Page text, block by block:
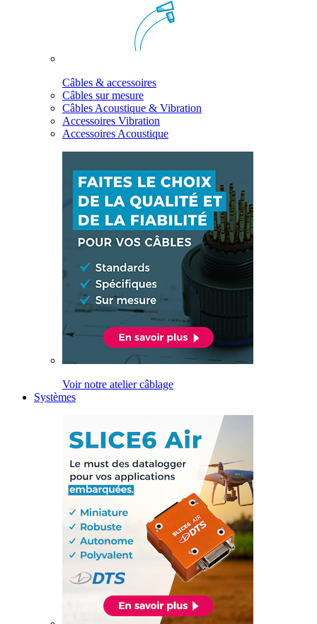
Câbles & accessoires
Câbles sur mesure
Câbles Acoustique & Vibration
Accessoires Vibration
Accessoires Acoustique
Voir notre atelier câblage
Systèmes